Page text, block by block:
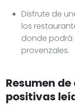
Disfrute de
los
donde podrá
provenzales.
Resumen
positivas